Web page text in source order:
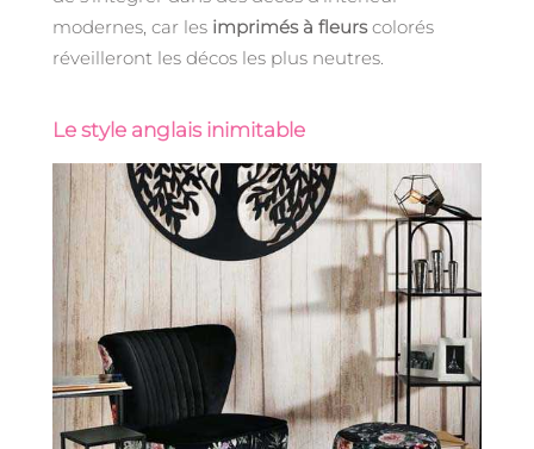
modernes, car les imprimés à fleurscolorés
réveilleront les décos les plus neutres.
Le style anglais inimitable